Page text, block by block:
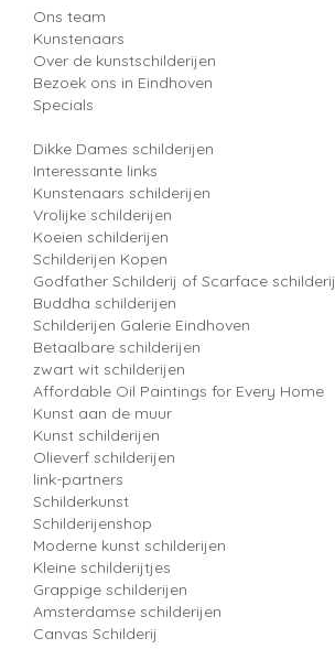
Ons team
Kunstenaars
Over de kunstschilderijen
Bezoek ons in Eindhoven
Specials
Dikke Dames schilderijen
Interessante links
Kunstenaars schilderijen
Vrolijke schilderijen
Koeien schilderijen
Schilderijen Kopen
Godfather Schilderij of Scarface schilderij
Buddha schilderijen
Schilderijen Galerie Eindhoven
Betaalbare schilderijen
zwart wit schilderijen
Affordable Oil Paintings for Every Home
Kunst aan de muur
Kunst schilderijen
Olieverf schilderijen
link-partners
Schilderkunst
Schilderijenshop
Moderne kunst schilderijen
Kleine schilderijtjes
Grappige schilderijen
Amsterdamse schilderijen
Canvas Schilderij